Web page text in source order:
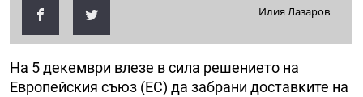
Илия Лазаров
На 5 декември влезе в сила решението на
Европейския съюз (ЕС) да забрани доставките на